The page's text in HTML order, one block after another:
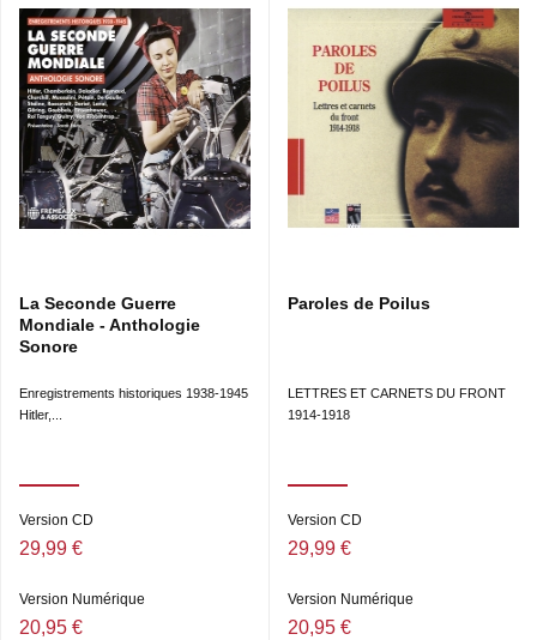
La Seconde Guerre
Mondiale - Anthologie
Sonore
Enregistrements historiques 1938-1945
Hitler,...
Version CD
29,99 €
Version Numérique
20,95 €
Paroles de Poilus
LETTRES ET CARNETS DU FRONT
1914-1918
Version CD
29,99 €
Version Numérique
20,95 €